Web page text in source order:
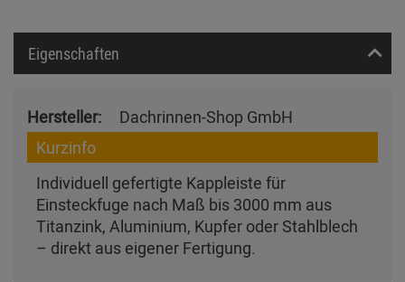
Eigenschaften
Hersteller:
Dachrinnen-Shop GmbH
Kurzinfo
Individuell gefertigte Kappleiste für
Einsteckfuge nach Maß bis 3000 mm aus
Titanzink, Aluminium, Kupfer oder Stahlblech
– direkt aus eigener Fertigung.